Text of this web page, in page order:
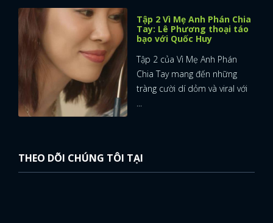
Tập 2 Vì Mẹ Anh Phán Chia
Tay: Lê Phương thoại táo
bạo với Quốc Huy
Tập 2 của Vì Mẹ Anh Phán
Chia Tay mang đến những
tràng cười dí dỏm và viral với
THEO DÕI CHÚNG TÔI TẠI